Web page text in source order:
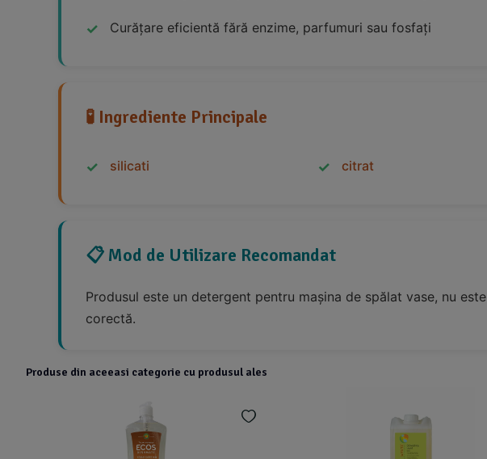
Curățare eficientă fără enzime, parfumuri sau fosfați
🧪 Ingrediente Principale
silicati citrat
📋 Mod de Utilizare Recomandat
Produsul este un detergent pentru mașina de spălat vase, nu
corectă.
Produse din aceeasi categorie cu produsul ales